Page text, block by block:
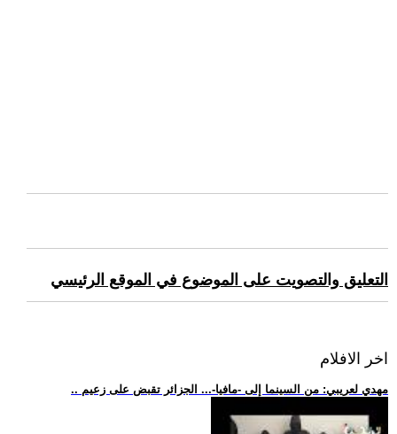
التعليق والتصويت على الموضوع في الموقع الرئيسي
اخر الافلام
.. مهدي لعريبي: من السينما إلى -مافيا-... الجزائر تقبض على زعيم